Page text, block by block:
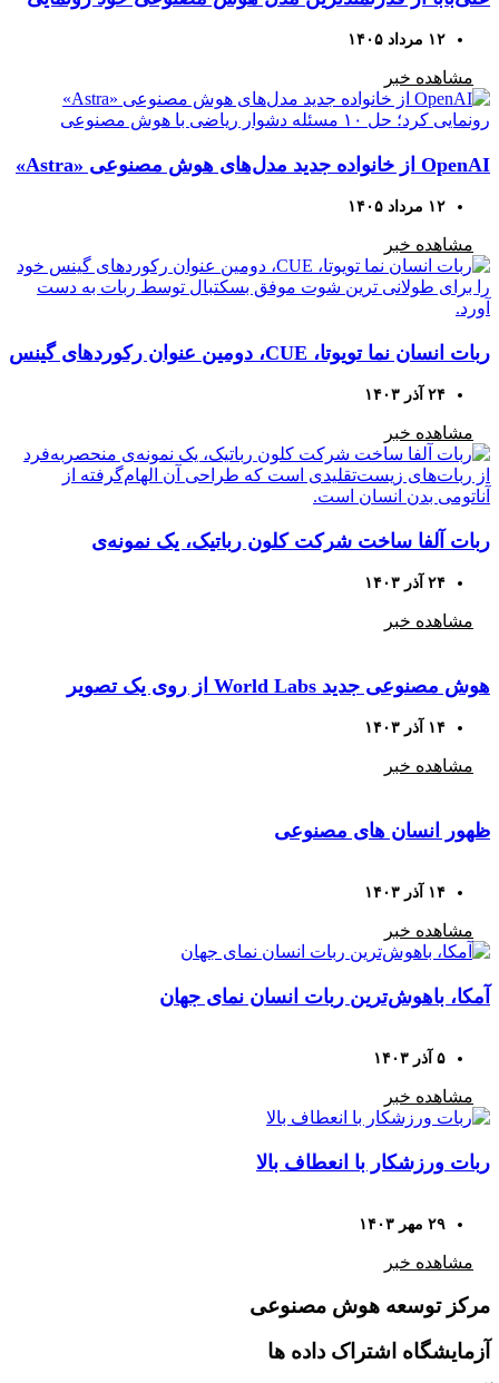
۱۲ مرداد ۱۴۰۵
مشاهده خبر
OpenAI از خانواده جدید مدل‌های هوش مصنوعی «Astra»
۱۲ مرداد ۱۴۰۵
مشاهده خبر
ربات انسان نما تویوتا، CUE، دومین عنوان رکوردهای گینس
خود را برای طولانی ترین شوت موفق بسکتبال توسط
ربات به دست آورد.
۲۴ آذر ۱۴۰۳
مشاهده خبر
ربات آلفا ساخت شرکت کلون رباتیک، یک نمونه‌ی
منحصربه‌فرد از ربات‌های زیست‌تقلیدی است که طراحی
آن الهام‌گرفته از آناتومی بدن انسان است.
۲۴ آذر ۱۴۰۳
مشاهده خبر
هوش مصنوعی جدید World Labs از روی یک تصویر
صحنه‌های سه‌بعدی تعاملی می‌سازد
۱۴ آذر ۱۴۰۳
مشاهده خبر
ظهور انسان های مصنوعی
۱۴ آذر ۱۴۰۳
مشاهده خبر
آمکا، باهوش‌ترین ربات انسان نمای جهان
۵ آذر ۱۴۰۳
مشاهده خبر
ربات ورزشکار با انعطاف بالا
۲۹ مهر ۱۴۰۳
مشاهده خبر
مرکز توسعه هوش مصنوعی
آزمایشگاه اشتراک داده ها